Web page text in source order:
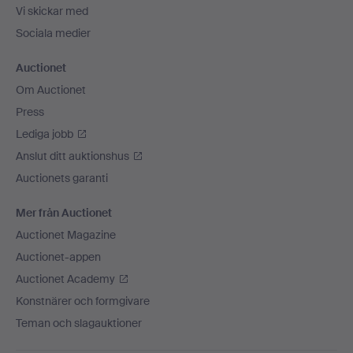
Vi skickar med
Sociala medier
Auctionet
Om Auctionet
Press
Lediga jobb
Anslut ditt auktionshus
Auctionets garanti
Mer från Auctionet
Auctionet Magazine
Auctionet-appen
Auctionet Academy
Konstnärer och formgivare
Teman och slagauktioner